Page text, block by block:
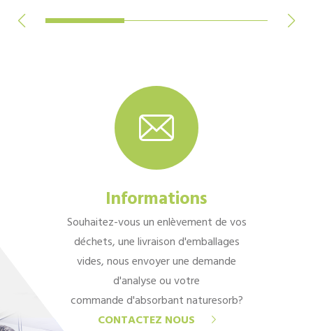
Informations
Souhaitez-vous un enlèvement de vos
déchets, une livraison d'emballages
vides, nous envoyer une demande
d'analyse ou votre
commande d'absorbant naturesorb?
CONTACTEZ NOUS